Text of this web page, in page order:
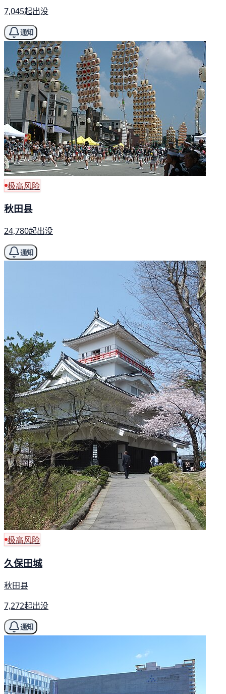
7,045起出没
通知
极高风险
秋田县
24,780起出没
通知
极高风险
久保田城
秋田县
7,272起出没
通知